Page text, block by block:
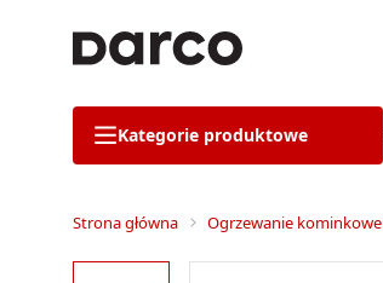
Kategorie produktowe
Strona główna Ogrzewanie kominkowe